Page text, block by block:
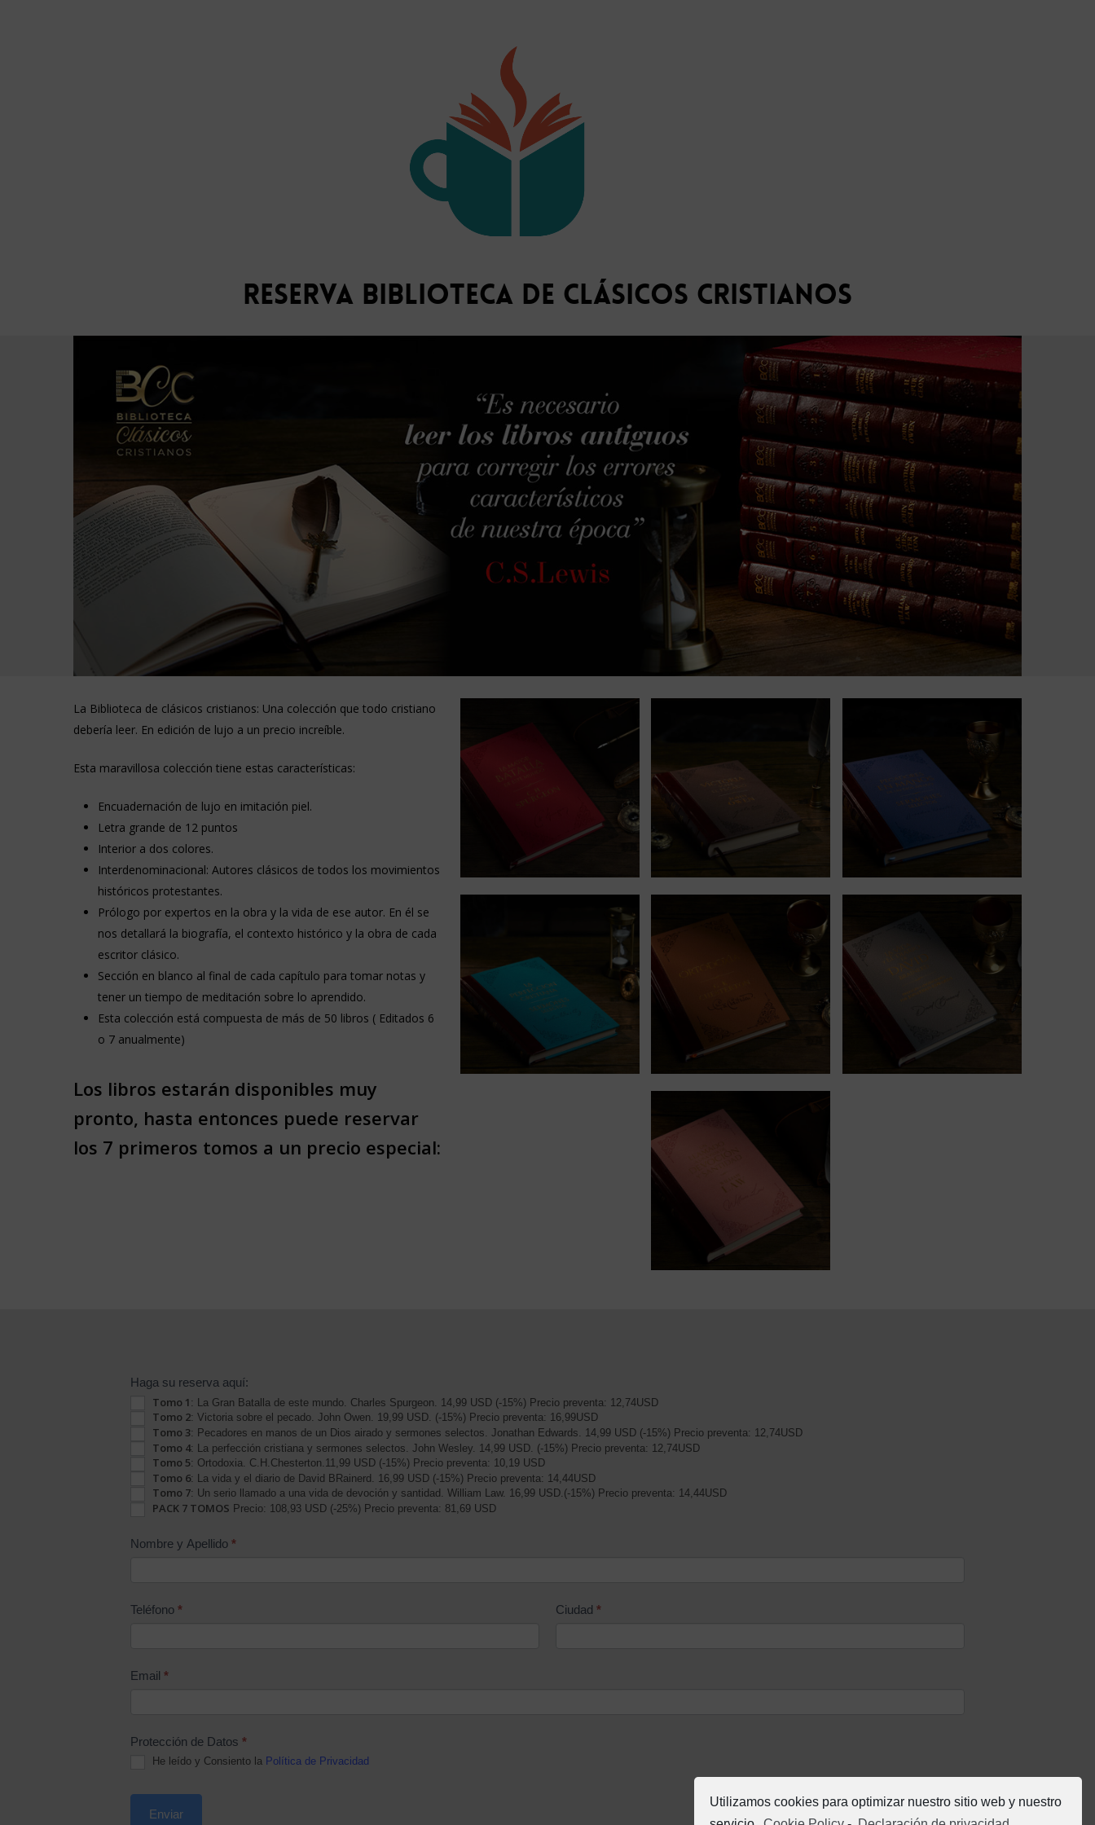
Utilizamos cookies para optimizar nuestro sitio web y nuestro
Reserva Biblioteca de Clásicos Cristianos
La Biblioteca de clásicos cristianos: Una colección que todo cristiano
debería leer. En edición de lujo a un precio increíble.
Esta maravillosa colección tiene estas características:
Encuadernación de lujo en imitación piel.
Letra grande de 12 puntos
Interior a dos colores.
Interdenominacional: Autores clásicos de todos los movimientos
históricos protestantes.
Prólogo por expertos en la obra y la vida de ese autor. En él se
nos detallará la biografía, el contexto histórico y la obra de cada
escritor clásico.
Sección en blanco al final de cada capítulo para tomar notas y
tener un tiempo de meditación sobre lo aprendido.
Esta colección está compuesta de más de 50 libros ( Editados 6
o 7 anualmente)
Los libros estarán disponibles muy
pronto, hasta entonces puede reservar
los 7 primeros tomos a un precio especial:
Reserva
Cristianos
Librería
Evangélica
Carolina
Haga su reserva aquí:
Tomo 1 : La Gran Batalla de este mundo. Charles Spurgeon. 14,99 USD (-15%) Precio preventa: 12,74USD
Tomo 2: Victoria sobre el pecado. John Owen. 19,99 USD. (-15%) Precio preventa: 16,99USD
Tomo 3: Pecadores en manos de un Dios airado y sermones selectos. Jonathan Edwards. 14,99 USD (-15%) Precio preventa: 12,74USD
Tomo 4: La perfección cristiana y sermones selectos. John Wesley. 14,99 USD. (-15%) Precio preventa: 12,74USD
Tomo 5: Ortodoxia. C.H.Chesterton.11,99 USD (-15%) Precio preventa: 10,19 USD
Tomo 6: La vida y el diario de David BRainerd. 16,99 USD (-15%) Precio preventa: 14,44USD
Tomo 7: Un serio llamado a una vida de devoción y santidad. William Law. 16,99 USD.(-15%) Precio preventa: 14,44USD
PACK 7 TOMOS Precio: 108,93 USD (-25%) Precio preventa: 81,69 USD
Nombre y Apellido*
Teléfono* Ciudad*
Email*
Protección de Datos*
He leído y Consiento la Política de Privacidad
Enviar